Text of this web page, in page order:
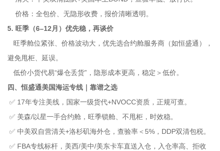
价格：全包价、无隐形收费，报价清晰透明。
5. 旺季（6–12月）优先稳，再谈价
旺季舱位紧张、价格波动大，优先选合约舱服务商（如恒盛通），
避免甩柜、延误。
低价小货代易“爆仓丢货”，隐形成本更高，稳定＞低价。
四、恒盛通美国海运专线｜靠谱之选
✅ 17年专注美线，国家一级货代+NVOCC资质，正规可查。
✅ 美森/以星一手合约舱，旺季锁舱、不甩柜，时效稳。
✅ 中美双自营清关+洛杉矶海外仓，查验率＜5%，DDP双清包税。
✅ FBA专线标杆，美西/美中/美东卡车直送入仓，入仓率高、拒收